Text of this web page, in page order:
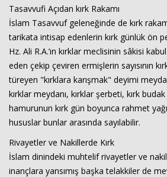
Tasavvufi Açıdan kırk Rakamı
İslam Tasavvuf geleneğinde de kırk
tarikata intisap edenlerin kırk günlük ön
Hz. Ali R.A.’ın kırklar meclisinin sâkisi
eden çekip çeviren ermişlerin sayısının
türeyen "kırklara karışmak" deyimi
kırklar meydanı, kırklar şerbeti, kırk
hamurunun kırk gün boyunca rahmet
hususlar bunlar arasında sayılabilir.
Rivayetler ve Nakillerde Kırk
İslam dinindeki muhtelif rivayetler ve
inançlara yansımış başka telakkiler de